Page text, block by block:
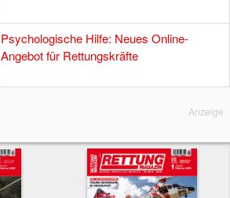
Psychologische Hilfe: Neues Online-
Angebot für Rettungskräfte
Anzeige